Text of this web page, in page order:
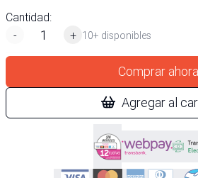
Cantidad:
-
+ 10+ disponibles
Comprar ahora
Agregar al